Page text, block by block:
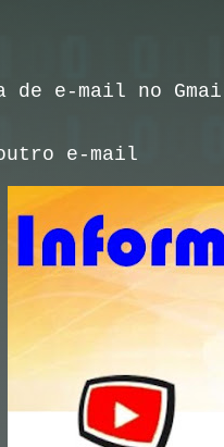
de e-mail no
e-mail